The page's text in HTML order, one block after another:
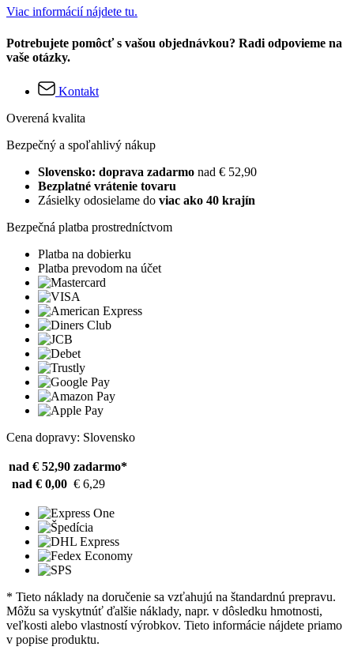
Viac informácií nájdete tu.
Potrebujete pomôcť s vašou objednávkou? Radi odpovieme na
vaše otázky.
Kontakt
Overená kvalita
Bezpečný a spoľahlivý nákup
Slovensko: doprava zadarmo nad € 52,90
Bezplatné vrátenie tovaru
Zásielky odosielame do viac ako 40 krajín
Bezpečná platba prostredníctvom
Platba na dobierku
Platba prevodom na účet
Cena dopravy: Slovensko
nad € 52,90 zadarmo*
nad € 0,00 € 6,29
* Tieto náklady na doručenie sa vzťahujú na štandardnú prepravu.
Môžu sa vyskytnúť ďalšie náklady, napr. v dôsledku hmotnosti,
veľkosti alebo vlastností výrobkov. Tieto informácie nájdete priamo
v popise produktu.